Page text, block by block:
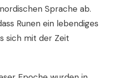
Sprache ab.
Runen ein lebendiges
sich mit der Zeit